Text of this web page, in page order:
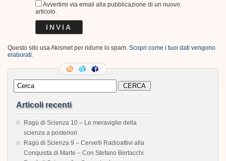
Avvertimi via email alla pubblicazione di un nuovo
articolo.
Questo sito usa Akismet per ridurre lo spam. Scopri come i tuoi dati vengono
elaborati
Articoli recenti
Ragù di Scienza 10 – Le meraviglie della
scienza a posteriori
Ragù di Scienza 9 – Cervelli Radioattivi alla
Conquista di Marte – Con Stefano Bertacchi